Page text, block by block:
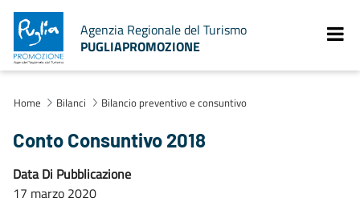
Agenzia Regionale del Turismo
PUGLIAPROMOZIONE
Home Bilanci Bilancio preventivo e consuntivo
Conto Consuntivo 2018
Data Di Pubblicazione
17 marzo 2020